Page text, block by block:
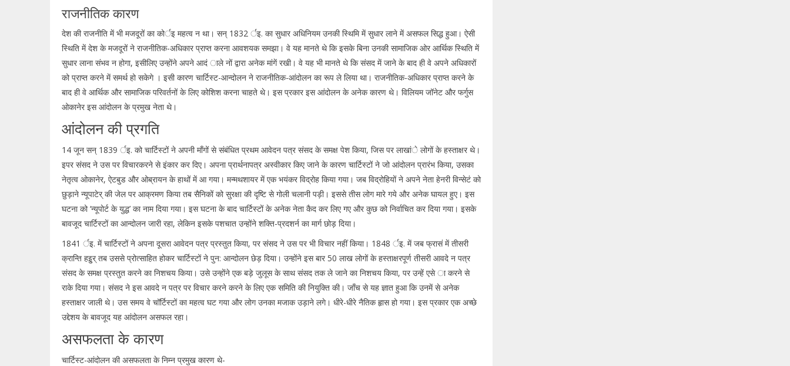
राजनीतिक कारण
देश की राजनीति में भी मजदूरों का कोर्इ महत्व न था। सन् 1832 र्इ. का सुधार अधिनियम उनकी स्थिमि में सुधार लाने में असफल सिद्ध हुआ। ऐसी
स्थिति में देश के मजदूरों ने राजनीतिक-अधिकार प्राप्त करना आवशयक समझा। वे यह मानते थे कि इसके बिना उनकी सामाजिक ओर आर्थिक स्थिति में
सुधार लाना संभव न होगा, इसीलिए उन्होंने अपने आदं ाले नों द्वारा अनेक मांगें रखी। वे यह भी मानते थे कि संसद में जाने के बाद ही वे अपने अधिकारों
को प्राप्त करने में समर्थ हो सकेगे । इसी कारण चार्टिस्ट-आन्दोलन ने राजनीतिक-आंदोलन का रूप ले लिया था। राजनीतिक-अधिकार प्राप्त करने के
बाद ही वे आर्थिक और सामाजिक परिवर्तनों के लिए कोशिश करना चाहते थे। इस प्रकार इस आंदोलन के अनेक कारण थे। विलियम जॉनेट और फर्गुस
ओकानेर इस आंदोलन के प्रमुख नेता थे।
आंदोलन की प्रगति
14 जून सन् 1839 र्इ. को चार्टिस्टों ने अपनी माँगों से संबंधित प्रथम आवेदन पत्र संसद के समक्ष पेश किया, जिस पर लाखांे लोगों के हस्ताक्षर थे।
इपर संसद ने उस पर विचारकरने से इंकार कर दिए। अपना प्रार्थनापत्र अस्वीकार किए जाने के कारण चार्टिस्टों ने जो आंदोलन प्रारंभ किया, उसका
नेतृत्व ओकानेर, ऐटबुड और ओब्रायन के हाथों में आ गया। मन्मथशायर में एक भयंकर विद्रोह किया गया। जब विद्रोहियों ने अपने नेता हेनरी विन्सेटं को
छुड़ाने न्यूपाटेर् की जेल पर आक्रमण किया तब सैनिकों को सुरक्षा की दृष्टि से गोली चलानी पड़ी। इससे तीस लोग मारे गये और अनेक घायल हुए। इस
घटना को ‘न्यूपोर्ट के युद्ध’ का नाम दिया गया। इस घटना के बाद चार्टिस्टों के अनेक नेता कैद कर लिए गए और कुछ को निर्वाचित कर दिया गया। इसके
बावजूद चार्टिस्टों का आन्दोलन जारी रहा, लेकिन इसके पशचात उन्होंने शक्ति-प्रदशर्न का मार्ग छोड़ दिया।
1841 र्इ. में चार्टिस्टों ने अपना दूसरा आवेदन पत्र प्रस्तुत किया, पर संसद ने उस पर भी विचार नहीं किया। 1848 र्इ. में जब फ्रासं में तीसरी
क्रान्ति हइुर् तब उससे प्रोत्साहित होकर चार्टिस्टों ने पुन: आन्दोलन छेड़ दिया। उन्होंने इस बार 50 लाख लोगों के हस्ताक्षरपूर्ण तीसरी आवदे न पत्र
संसद के समक्ष प्रस्तुत करने का निशचय किया। उसे उन्होंने एक बड़े जुलूस के साथ संसद तक ले जाने का निशचय किया, पर उन्हें एसे ा करने से
राके दिया गया। संसद ने इस आवदे न पत्र पर विचार करने करने के लिए एक समिति की नियुक्ति की। जाँच से यह ज्ञात हुआ कि उनमें से अनेक
हस्ताक्षर जाली थे। उस समय वे चॉर्टिस्टों का महत्व घट गया और लोग उनका मजाक उड़ाने लगे। धीरे-धीरे नैतिक हृास हो गया। इस प्रकार एक अच्छे
उद्देशय के बावजूद यह आंदोलन असफल रहा।
असफलता के कारण
चार्टिस्ट-आंदोलन की असफलता के निम्न प्रमुख कारण थे-